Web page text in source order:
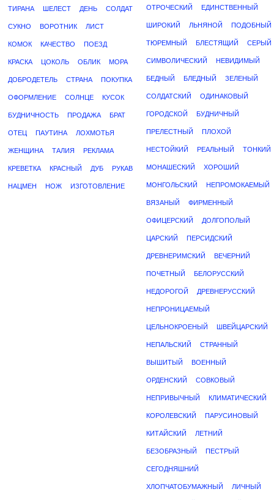
ТИРАНА ШЕЛЕСТ ДЕНЬ СОЛДАТ
СУКНО ВОРОТНИК ЛИСТ
КОМОК КАЧЕСТВО ПОЕЗД
КРАСКА ЦОКОЛЬ ОБЛИК МОРА
ДОБРОДЕТЕЛЬ СТРАНА ПОКУПКА
ОФОРМЛЕНИЕ СОЛНЦЕ КУСОК
БУДНИЧНОСТЬ ПРОДАЖА БРАТ
ОТЕЦ ПАУТИНА ЛОХМОТЬЯ
ЖЕНЩИНА ТАЛИЯ РЕКЛАМА
КРЕВЕТКА КРАСНЫЙ ДУБ РУКАВ
НАЦМЕН НОЖ ИЗГОТОВЛЕНИЕ
ОТРОЧЕСКИЙ ЕДИНСТВЕННЫЙ
ШИРОКИЙ ЛЬНЯНОЙ ПОДОБНЫЙ
ТЮРЕМНЫЙ БЛЕСТЯЩИЙ СЕРЫЙ
СИМВОЛИЧЕСКИЙ НЕВИДИМЫЙ
БЕДНЫЙ БЛЕДНЫЙ ЗЕЛЕНЫЙ
СОЛДАТСКИЙ ОДИНАКОВЫЙ
ГОРОДСКОЙ БУДНИЧНЫЙ
ПРЕЛЕСТНЫЙ ПЛОХОЙ
НЕСТОЙКИЙ РЕАЛЬНЫЙ ТОНКИЙ
МОНАШЕСКИЙ ХОРОШИЙ
МОНГОЛЬСКИЙ НЕПРОМОКАЕМЫЙ
ВЯЗАНЫЙ ФИРМЕННЫЙ
ОФИЦЕРСКИЙ ДОЛГОПОЛЫЙ
ЦАРСКИЙ ПЕРСИДСКИЙ
ДРЕВНЕРИМСКИЙ ВЕЧЕРНИЙ
ПОЧЕТНЫЙ БЕЛОРУССКИЙ
НЕДОРОГОЙ ДРЕВНЕРУССКИЙ
НЕПРОНИЦАЕМЫЙ
ЦЕЛЬНОКРОЕНЫЙ ШВЕЙЦАРСКИЙ
НЕПАЛЬСКИЙ СТРАННЫЙ
ВЫШИТЫЙ ВОЕННЫЙ
ОРДЕНСКИЙ СОВКОВЫЙ
НЕПРИВЫЧНЫЙ КЛИМАТИЧЕСКИЙ
КОРОЛЕВСКИЙ ПАРУСИНОВЫЙ
КИТАЙСКИЙ ЛЕТНИЙ
БЕЗОБРАЗНЫЙ ПЕСТРЫЙ
СЕГОДНЯШНИЙ
ХЛОПЧАТОБУМАЖНЫЙ ЛИЧНЫЙ